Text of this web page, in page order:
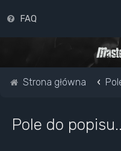
FAQ
Strona główna
Pole do